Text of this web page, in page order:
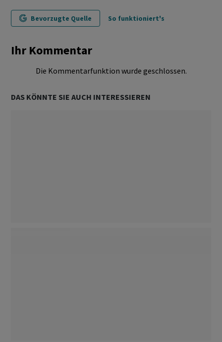
Bevorzugte Quelle So funktioniert's
Ihr Kommentar
Die Kommentarfunktion wurde geschlossen.
DAS KÖNNTE SIE AUCH INTERESSIEREN